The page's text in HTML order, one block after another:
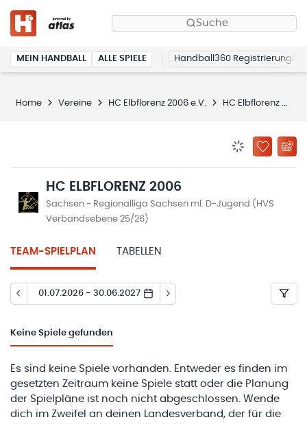
Suche
MEIN HANDBALL ALLE SPIELE Handball360 Registrierung
Home Vereine HC Elbflorenz 2006 e.V. HC Elbflorenz 2006
ZU
HC ELBFLORENZ 2006
Sachsen - Regionalliga Sachsen ml. D-Jugend (HVS
Verbandsebene 25/26)
TEAM-SPIELPLAN TABELLEN
01.07.2026 - 30.06.2027
Keine Spiele gefunden
Es sind keine Spiele vorhanden. Entweder es finden im
gesetzten Zeitraum keine Spiele statt oder die Planung
der Spielpläne ist noch nicht abgeschlossen. Wende
dich im Zweifel an deinen Landesverband, der für die